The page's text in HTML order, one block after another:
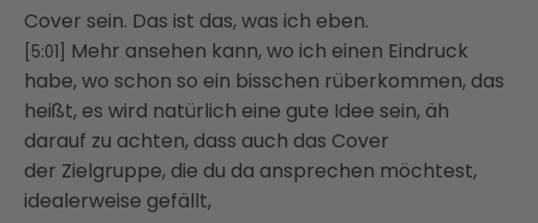
Cover sein. Das ist das, was ich eben.
[5:01]
Mehr ansehen kann, wo ich einen Eindruck
habe, wo schon so ein bisschen rüberkommen, das
heißt, es wird natürlich eine gute Idee sein, äh
darauf zu achten, dass auch das Cover
der Zielgruppe, die du da ansprechen möchtest,
idealerweise gefällt,